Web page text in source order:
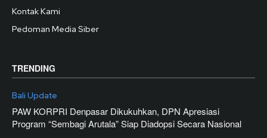
Kontak Kami
Pedoman Media Siber
TRENDING
Bali Update
PAW KORPRI Denpasar Dikukuhkan, DPN Apresiasi
Program “Sembagi Arutala” Siap Diadopsi Secara Nasional